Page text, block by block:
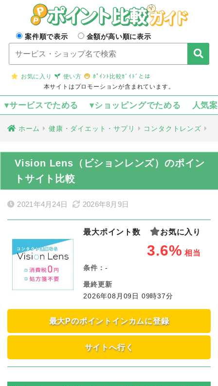
案件順で表示 金額が高い順に表示
お気に入り 使い方
ﾎﾟｲﾝﾄ比較ｶﾞｲﾄﾞとは
本サイトはプロモーションが含まれています。
▾サービスでためる ▾ショッピングでためる 人気
ホーム 健康・ダイエット・サプリ コンタクトレンズ
Vision Lens（ビションレンズ）のポイン
トサイト比較
2021年4月24日 2026年8月9日
最大ポイント数 お気に入り
3.6% 相当
条件： -
最終更新
2026年08月09日 09時37分
最大Pのポイントインカムに登録
サイトへ行く